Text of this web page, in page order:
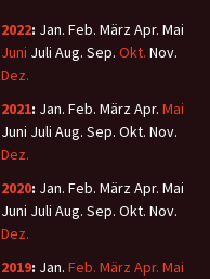
2022: Jan. Feb. MärzApr. Mai
Juni Juli Aug. Sep. Okt. Nov.
Dez.
2021: Jan. Feb. MärzApr. Mai
Juni Juli Aug. Sep. Okt. Nov.
Dez.
2020: Jan. Feb. MärzApr. Mai
Juni Juli Aug. Sep. Okt. Nov.
Dez.
2019: Jan. Feb. März Apr. Mai